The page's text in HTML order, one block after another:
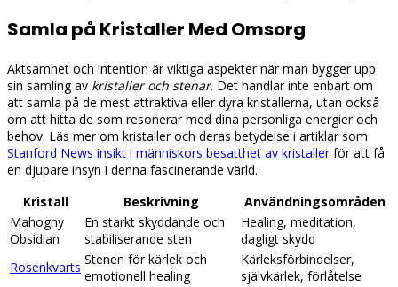
Samla på Kristaller Med Omsorg
Aktsamhet och intention är viktiga aspekter när man bygger upp
sin samling av kristaller och stenar. Det handlar inte enbart om
att samla på de mest attraktiva eller dyra kristallerna, utan också
om att hitta de som resonerar med dina personliga energier och
behov. Läs mer om kristaller och deras betydelse i artiklar som
Stanford News insikt i människors besatthet av kristallerför att få
en djupare insyn i denna fascinerande värld.
Kristall
Beskrivning
Användningsområden
Mahogny
Obsidian
En starkt skyddande och
stabiliserande sten
Healing, meditation,
dagligt skydd
Rosenkvarts Stenen för kärlek och
emotionell healing
Kärleksförbindelser,
självkärlek, förlåtelse